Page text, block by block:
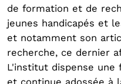
de formation et de
jeunes handicapés et
et notamment son
recherche, ce dernier
L'institut dispense une